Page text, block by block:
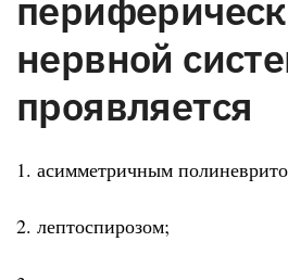
нервной
проявляется
1. асимметричным
2. лептоспирозом;